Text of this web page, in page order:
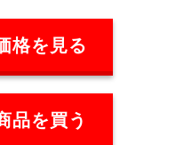
格を見る
品を買う